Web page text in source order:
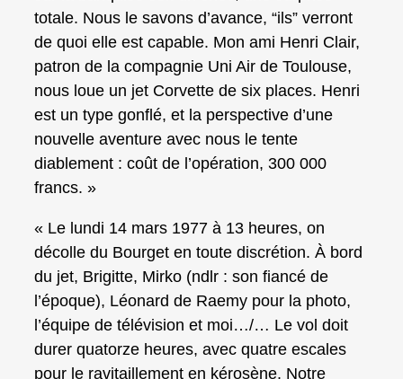
totale. Nous le savons d’avance, “ils” verront
de quoi elle est capable. Mon ami Henri Clair,
patron de la compagnie Uni Air de Toulouse,
nous loue un jet Corvette de six places. Henri
est un type gonflé, et la perspective d’une
nouvelle aventure avec nous le tente
diablement : coût de l’opération, 300 000
francs. »
« Le lundi 14 mars 1977 à 13 heures, on
décolle du Bourget en toute discrétion. À bord
du jet, Brigitte, Mirko (ndlr : son fiancé de
l’époque), Léonard de Raemy pour la photo,
l’équipe de télévision et moi…/… Le vol doit
durer quatorze heures, avec quatre escales
pour le ravitaillement en kérosène. Notre